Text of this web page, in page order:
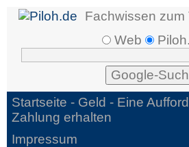
Fachwissen
Web
Startseite - Geld - Eine
Zahlung erhalten
Impressum